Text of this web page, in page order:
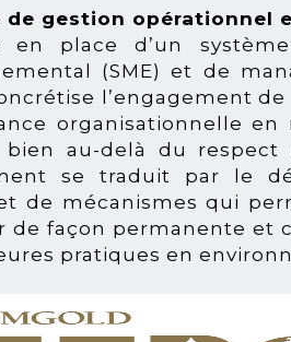
de gestion opérationnel
en place d’un
(SME) et de
l’engagement
organisationnelle
bien au-delà du respect
se traduit par le
de mécanismes qui
de façon permanente
pratiques en